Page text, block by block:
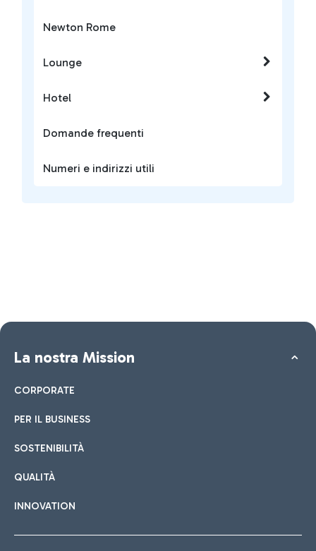
Newton Rome
Lounge
Hotel
Domande frequenti
Numeri e indirizzi utili
La nostra Mission
CORPORATE
PER IL BUSINESS
SOSTENIBILITÀ
QUALITÀ
INNOVATION